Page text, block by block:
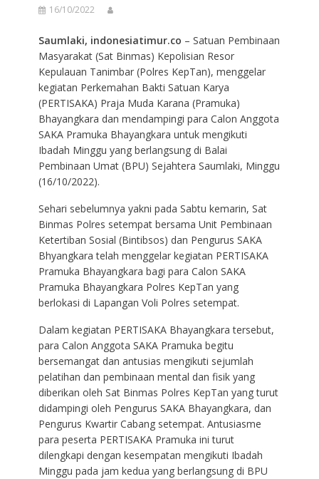
16/10/2022
Saumlaki, indonesiatimur.co – Satuan Pembinaan
Masyarakat (Sat Binmas) Kepolisian Resor
Kepulauan Tanimbar (Polres KepTan), menggelar
kegiatan Perkemahan Bakti Satuan Karya
(PERTISAKA) Praja Muda Karana (Pramuka)
Bhayangkara dan mendampingi para Calon Anggota
SAKA Pramuka Bhayangkara untuk mengikuti
Ibadah Minggu yang berlangsung di Balai
Pembinaan Umat (BPU) Sejahtera Saumlaki, Minggu
(16/10/2022).
Sehari sebelumnya yakni pada Sabtu kemarin, Sat
Binmas Polres setempat bersama Unit Pembinaan
Ketertiban Sosial (Bintibsos) dan Pengurus SAKA
Bhyangkara telah menggelar kegiatan PERTISAKA
Pramuka Bhayangkara bagi para Calon SAKA
Pramuka Bhayangkara Polres KepTan yang
berlokasi di Lapangan Voli Polres setempat.
Dalam kegiatan PERTISAKA Bhayangkara tersebut,
para Calon Anggota SAKA Pramuka begitu
bersemangat dan antusias mengikuti sejumlah
pelatihan dan pembinaan mental dan fisik yang
diberikan oleh Sat Binmas Polres KepTan yang turut
didampingi oleh Pengurus SAKA Bhayangkara, dan
Pengurus Kwartir Cabang setempat. Antusiasme
para peserta PERTISAKA Pramuka ini turut
dilengkapi dengan kesempatan mengikuti Ibadah
Minggu pada jam kedua yang berlangsung di BPU